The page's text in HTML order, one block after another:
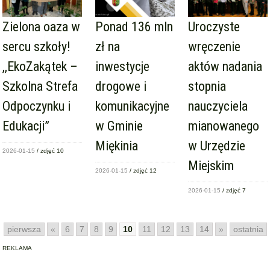
Zielona oaza w
sercu szkoły!
,,EkoZakątek –
Szkolna Strefa
Odpoczynku i
Edukacji”
2026-01-15 / zdjęć 10
Ponad 136 mln
zł na
inwestycje
drogowe i
komunikacyjne
w Gminie
Miękinia
2026-01-15 / zdjęć 12
Uroczyste
wręczenie
aktów nadania
stopnia
nauczyciela
mianowanego
w Urzędzie
Miejskim
2026-01-15 / zdjęć 7
pierwsza « 6 7 8 9 10 11 12 13 14 » ostatnia
REKLAMA